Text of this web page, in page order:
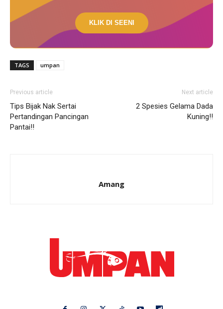
KLIK DI SEENI
TAGS umpan
Previous article
Tips Bijak Nak Sertai
Pertandingan Pancingan
Pantai!!
Next article
2 Spesies Gelama Dada
Kuning!!
Amang